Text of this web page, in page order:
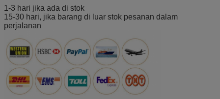
200
Kit perbaikan katup
kontrol kaca depan
klep kontrol windlass
kail utama laut
utama laut
202
Kit perbaikan katup
akselerator laut
Kit perbaikan katup
akselerator
203
Kit Perbaikan Katup
HCB-12
Katup HCB-12
204
HP-12C-400 Kit
Perbaikan Katup
Klep HP-12C-400
1-3 hari jika ada di stok
15-30 hari, jika barang di luar stok pesanan dalam
perjalanan